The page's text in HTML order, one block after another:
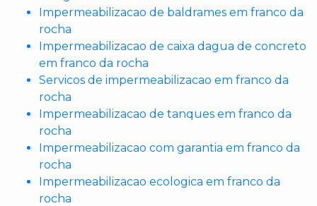
Impermeabilizacao de baldrames em franco da
rocha
Impermeabilizacao de caixa dagua de concreto
em franco da rocha
Servicos de impermeabilizacao em franco da
rocha
Impermeabilizacao de tanques em franco da
rocha
Impermeabilizacao com garantia em franco da
rocha
Impermeabilizacao ecologica em franco da
rocha